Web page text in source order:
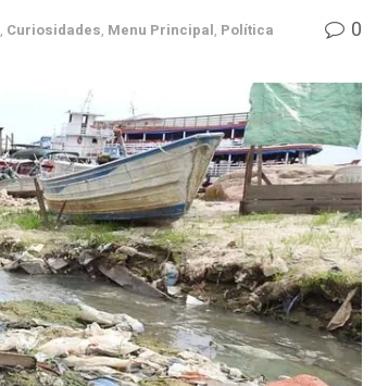
, Curiosidades, Menu Principal, Política 0